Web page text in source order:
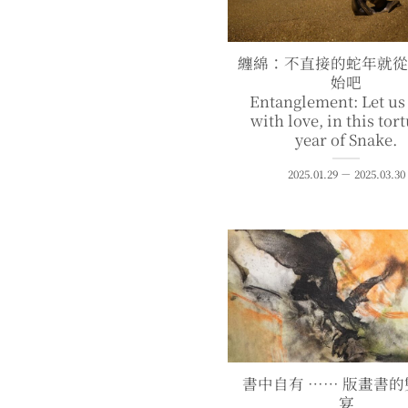
纏綿：不直接的蛇年就
始吧
Entanglement: Let
with love, in this
year of Snake.
2025.01.29 － 2025.03.30
書中自有 ⋯⋯ 版畫書的
宴